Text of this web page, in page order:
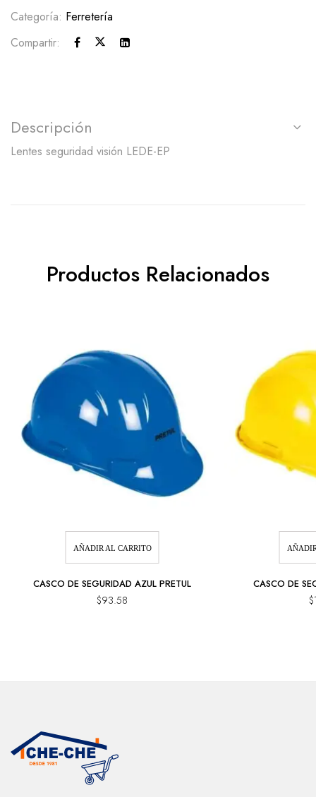
Categoría: Ferretería
Compartir:
Descripción
Lentes seguridad visión LEDE-EP
Productos Relacionados
AÑADIR AL CARRITO
CASCO DE SEGURIDAD AZUL PRETUL
$93.58
CASCO DE
$